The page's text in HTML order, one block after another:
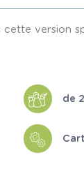
cette version
de